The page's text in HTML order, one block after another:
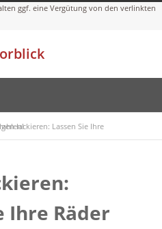
erstrahlen!
Ihre Räder